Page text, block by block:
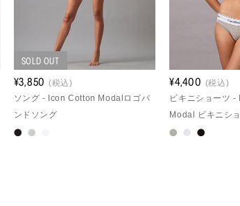
SOLD OUT
¥3,850 (税込)
ソング - Icon Cotton Modalロゴバ
ンドソング
¥4,400 (税込)
ビキニショーツ
Modal ビキニシ